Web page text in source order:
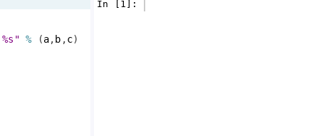
% (a, b ,c)
In [1]: